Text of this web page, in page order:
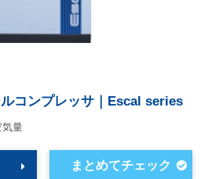
コンプレッサ｜Escal series
量